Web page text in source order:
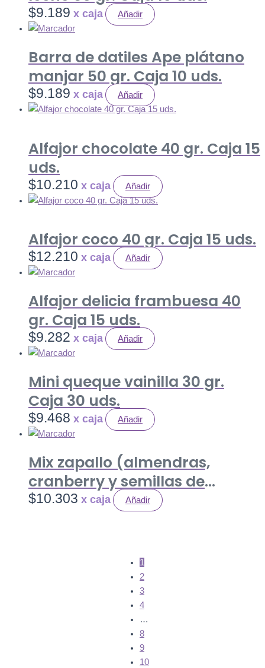
$9.189 Añadir
Barra de datiles Ape plátano
manjar 50 gr. Caja 10 uds.
$9.189 Añadir
Alfajor chocolate 40 gr. Caja 15
uds.
$10.210 Añadir
Alfajor coco 40 gr. Caja 15 uds.
$12.210 Añadir
Alfajor delicia frambuesa 40
gr. Caja 15 uds.
$9.282 Añadir
Mini queque vainilla 30 gr.
Caja 30 uds.
$9.468 Añadir
Mix zapallo (almendras,
cranberry y semillas de
zapallo) 35 gr. Caja 20 uds.
$10.303 Añadir
1
2
3
4
…
8
9
10